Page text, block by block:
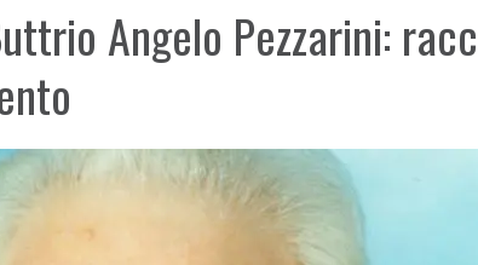
Angelo Pezzarini: